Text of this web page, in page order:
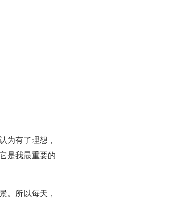
为有了理想，
是我最重要的
。所以每天，